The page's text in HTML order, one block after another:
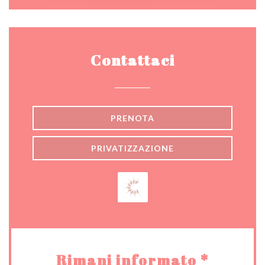
Contattaci
PRENOTA
PRIVATIZZAZIONE
Rimani informato *